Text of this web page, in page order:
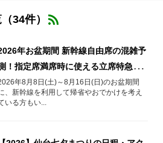
34件）
年お盆期間 新幹線自由席の混雑予
！指定席満席時に使える立席特急券
解説年8月8日(土)～8月16日(日)のお盆期間
、新幹線を利用して帰省やおでかけを考え
いる方もい...